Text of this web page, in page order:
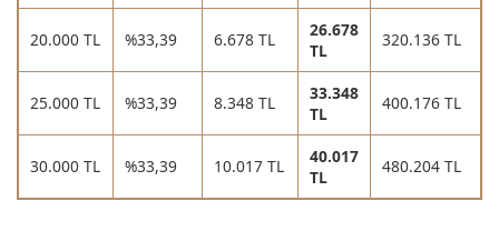
20.000 TL %33,39 6.678 TL
26.678
TL
320.136 TL
25.000 TL %33,39 8.348 TL
33.348
TL
400.176 TL
30.000 TL %33,39 10.017 TL
40.017
TL
480.204 TL